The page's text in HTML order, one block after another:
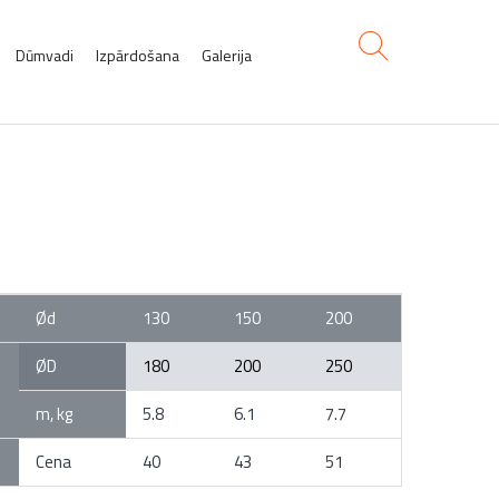
Dūmvadi Izpārdošana
Galerija
Ød 130 150 200
ØD 180 200
250
m, kg
5.8 6.1
7.7
Cena
40 43 51